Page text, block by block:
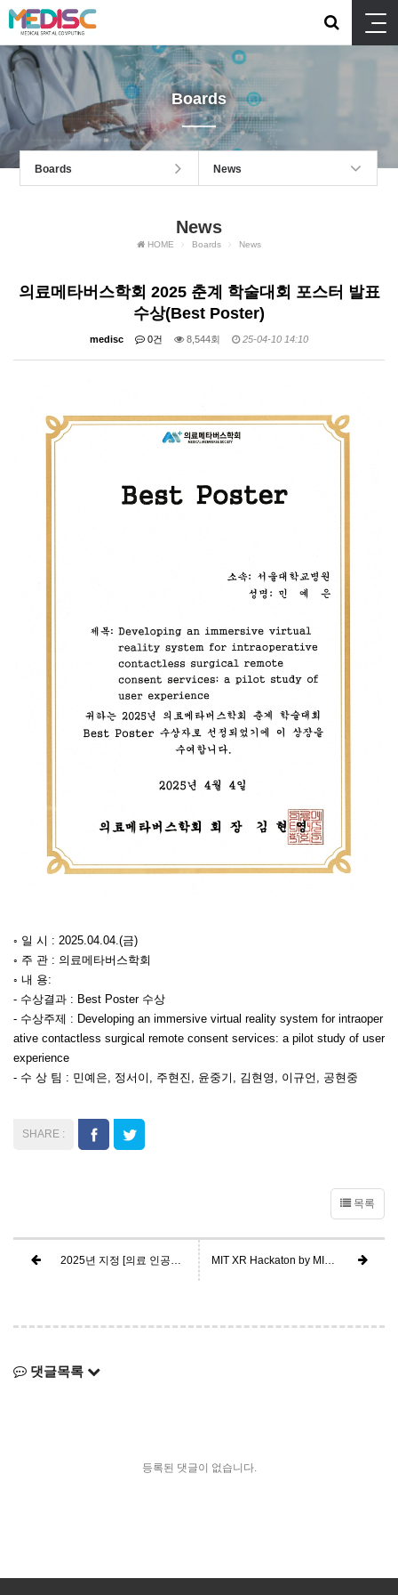
Boards
Boards News
News
HOME Boards News
의료메타버스학회 2025 춘계 학술대회 포스터 발표
수상(Best Poster)
medisc 0건 8,544회 25-04-10 14:10
◦ 일 시 : 2025.04.04.(금)
◦ 주 관 : 의료메타버스학회
◦ 내 용:
- 수상결과 : Best Poster 수상
- 수상주제 : Developing an immersive virtual reality system for intraoper
ative contactless surgical remote consent services: a pilot study of user
experience
- 수 상 팀 : 민예은, 정서이, 주현진, 윤중기, 김현영, 이규언, 공현중
목록
2025년 지정 [의료 인공지능 특화 융합인재 양성 사업단] 사업 참여 MIT XR Hackaton by MIT MediaLab - Best MR Lifestyle App for Meta Quest - Honorable mention(Top 3) 수상
댓글목록
등록된 댓글이 없습니다.